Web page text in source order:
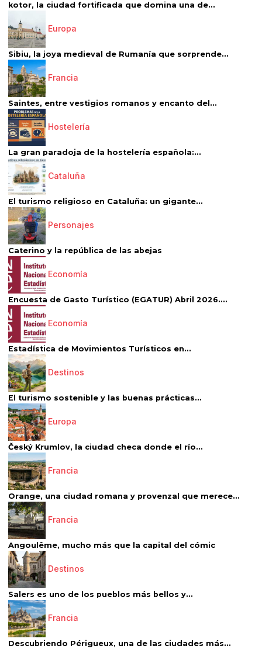
kotor, la ciudad fortificada que domina una de...
Europa
Sibiu, la joya medieval de Rumanía que sorprende...
Francia
Saintes, entre vestigios romanos y encanto del...
Hostelería
La gran paradoja de la hostelería española:...
Cataluña
El turismo religioso en Cataluña: un gigante...
Personajes
Caterino y la república de las abejas
Economía
Encuesta de Gasto Turístico (EGATUR) Abril 2026....
Economía
Estadística de Movimientos Turísticos en...
Destinos
El turismo sostenible y las buenas prácticas...
Europa
Český Krumlov, la ciudad checa donde el río...
Francia
Orange, una ciudad romana y provenzal que merece...
Francia
Angoulême, mucho más que la capital del cómic
Destinos
Salers es uno de los pueblos más bellos y...
Francia
Descubriendo Périgueux, una de las ciudades más...